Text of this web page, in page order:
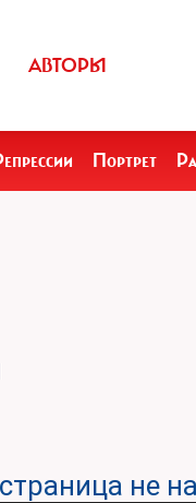
АВТОРЫ
Портрет
не